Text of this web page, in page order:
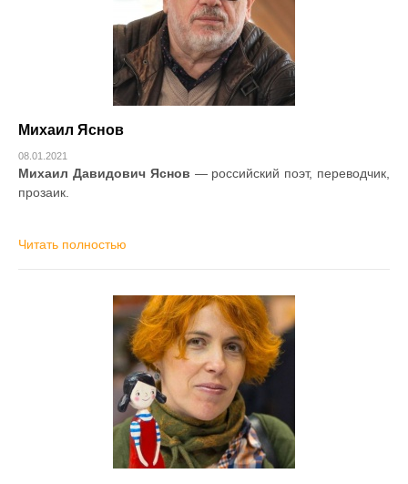
Михаил Яснов
08.01.2021
Михаил Давидович Яснов — российский поэт, переводчик,
прозаик.
Читать полностью